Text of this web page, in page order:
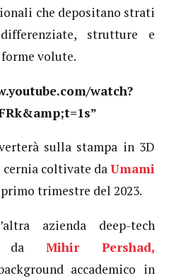
che depositano strati
strutture e
volute.
watch?
sulla stampa in 3D
coltivate daUmami
trimestre del 2023.
azienda deep-tech
da Mihir Pershad,
accademico in